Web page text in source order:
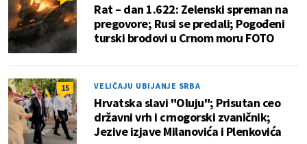
Rat – dan 1.622: Zelenski spreman na
pregovore; Rusi se predali; Pogođeni
turski brodovi u Crnom moru FOTO
15 VELIČAJU UBIJANJE SRBA
Hrvatska slavi "Oluju"; Prisutan ceo
državni vrh i crnogorski zvaničnik;
Jezive izjave Milanovića i Plenkovića